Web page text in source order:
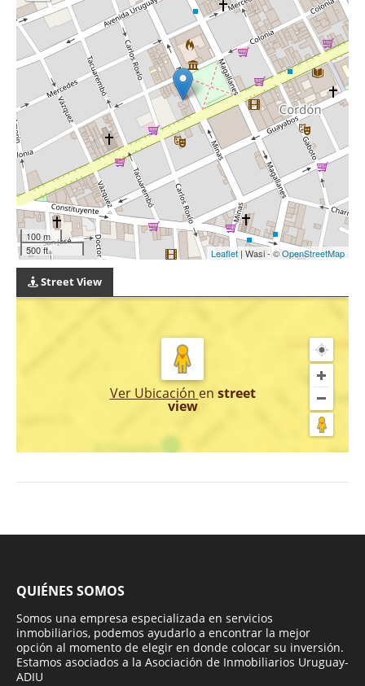
100 m
500 ft
Leaflet | Wasi - ©OpenStreetMap
Street View
Ver Ubicación en street
view
QUIÉNES SOMOS
Somos una empresa especializada en servicios
inmobiliarios, podemos ayudarlo a encontrar la mejor
opción al momento de elegir en donde colocar su inversión.
Estamos asociados a la Asociación de Inmobiliarios Uruguay-
ADIU